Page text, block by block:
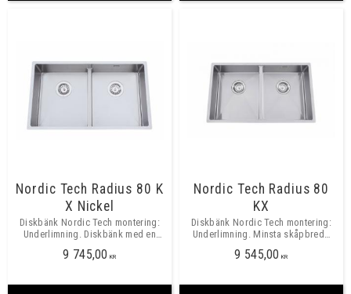
Nordic Tech Radius 80 K
X Nickel
Diskbänk Nordic Tech montering:
Underlimning. Diskbänk med en
användas som en stor disklåda.
9 745,00 KR
Nordic Tech Radius 80
KX
Diskbänk Nordic Tech montering:
Underlimning. Minsta skåpbredd
9 545,00 KR